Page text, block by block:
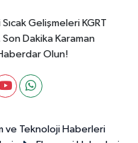
Gelişmeleri KGRT
Dakika Karaman
Olun!
ve Teknoloji Haberleri